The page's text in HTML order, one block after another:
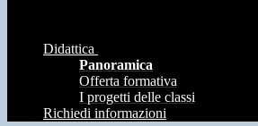
Didattica
Panoramica
Offerta formativa
I progetti delle classi
Richiedi informazioni